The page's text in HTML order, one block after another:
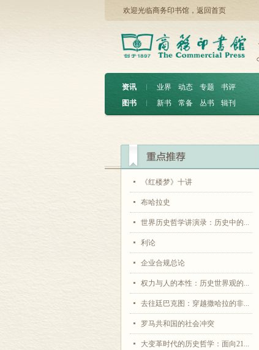
欢迎光临商务印书馆， 返回首页
资讯 ︱ 业界 动态 专题
书评
图书
︱ 新书 常备 丛书 辑刊
《红楼梦》十讲
布哈拉史
世界历史哲学讲演录：历史中的...
利论
企业合规总论
权力与人的本性：历史世界观的...
去往廷巴克图：穿越撒哈拉的非...
罗马共和国的社会冲突
大变革时代的历史哲学：面向21...